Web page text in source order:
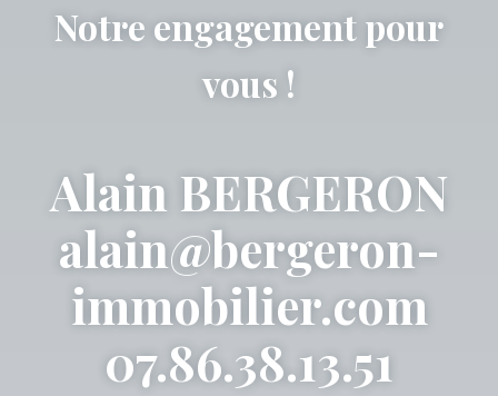
Notre engagement pour
vous !
Alain BERGERON
alain@bergeron-
immobilier.com
07.86.38.13.51